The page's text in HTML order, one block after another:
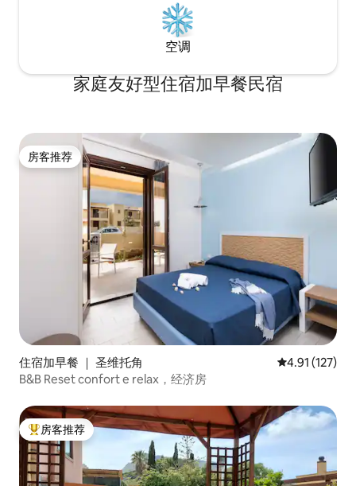
空调
家庭友好型住宿加早餐民宿
房客推荐
房客推荐
住宿加早餐 ｜ 圣维托角 平均评分 4.91
4.91 (127)
B&B Reset confort e relax，经济房
热门「房客推荐」
房客推荐